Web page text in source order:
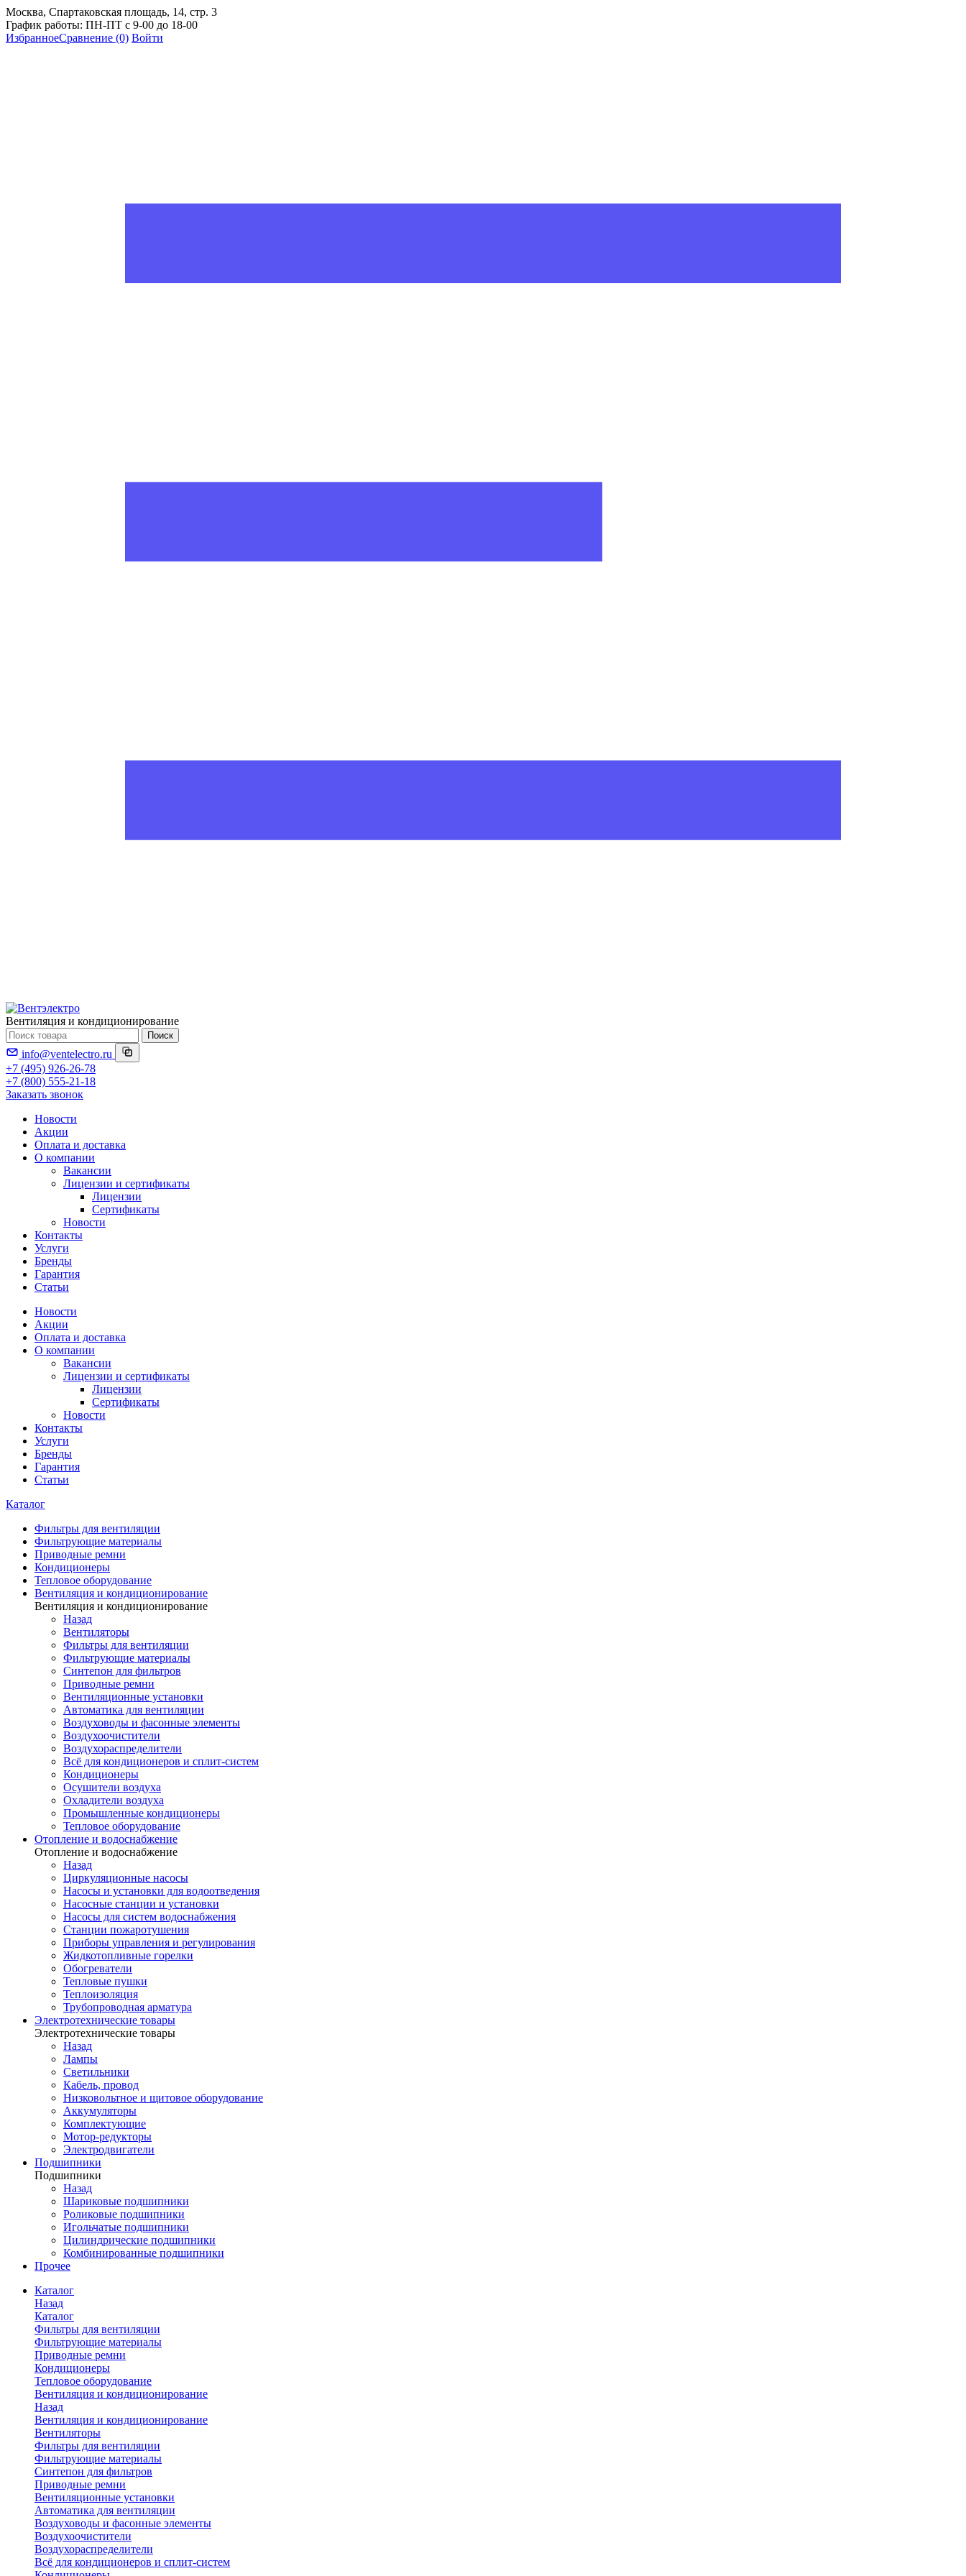
Москва, Спартаковская площадь, 14, стр. 3
График работы: ПН-ПТ с 9-00 до 18-00
ИзбранноеСравнение (0) Войти
Вентиляция и кондиционирование
Поиск
info@ventelectro.ru
+7 (495) 926-26-78
+7 (800) 555-21-18
Заказать звонок
Новости
Акции
Оплата и доставка
О компании
Вакансии
Лицензии и сертификаты
Лицензии
Сертификаты
Новости
Контакты
Услуги
Бренды
Гарантия
Статьи
Новости
Акции
Оплата и доставка
О компании
Вакансии
Лицензии и сертификаты
Лицензии
Сертификаты
Новости
Контакты
Услуги
Бренды
Гарантия
Статьи
Каталог
Фильтры для вентиляции
Фильтрующие материалы
Приводные ремни
Кондиционеры
Тепловое оборудование
Вентиляция и кондиционирование
Вентиляция и кондиционирование
Назад
Вентиляторы
Фильтры для вентиляции
Фильтрующие материалы
Синтепон для фильтров
Приводные ремни
Вентиляционные установки
Автоматика для вентиляции
Воздуховоды и фасонные элементы
Воздухоочистители
Воздухораспределители
Всё для кондиционеров и сплит-систем
Кондиционеры
Осушители воздуха
Охладители воздуха
Промышленные кондиционеры
Тепловое оборудование
Отопление и водоснабжение
Отопление и водоснабжение
Назад
Циркуляционные насосы
Насосы и установки для водоотведения
Насосные станции и установки
Насосы для систем водоснабжения
Станции пожаротушения
Приборы управления и регулирования
Жидкотопливные горелки
Обогреватели
Тепловые пушки
Теплоизоляция
Трубопроводная арматура
Электротехнические товары
Электротехнические товары
Назад
Лампы
Светильники
Кабель, провод
Низковольтное и щитовое оборудование
Аккумуляторы
Комплектующие
Мотор-редукторы
Электродвигатели
Подшипники
Подшипники
Назад
Шариковые подшипники
Роликовые подшипники
Игольчатые подшипники
Цилиндрические подшипники
Комбинированные подшипники
Прочее
Каталог
Назад
Каталог
Фильтры для вентиляции
Фильтрующие материалы
Приводные ремни
Кондиционеры
Тепловое оборудование
Вентиляция и кондиционирование
Назад
Вентиляция и кондиционирование
Вентиляторы
Фильтры для вентиляции
Фильтрующие материалы
Синтепон для фильтров
Приводные ремни
Вентиляционные установки
Автоматика для вентиляции
Воздуховоды и фасонные элементы
Воздухоочистители
Воздухораспределители
Всё для кондиционеров и сплит-систем